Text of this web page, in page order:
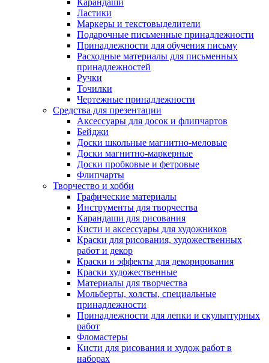
Ластики
Маркеры и текстовыделители
Подарочные письменные принадлежности
Принадлежности для обучения письму
Расходные материалы для письменных
принадлежностей
Ручки
Точилки
Чертежные принадлежности
Средства для презентации
Аксессуары для досок и флипчартов
Бейджи
Доски школьные магнитно-меловые
Доски магнитно-маркерные
Доски пробковые и фетровые
Флипчарты
Творчество и хобби
Графические материалы
Инструменты для творчества
Карандаши для рисования
Кисти и аксессуары для художников
Краски для рисования, художественных
работ и декор
Краски и эффекты для декорирования
Краски художественные
Материалы для творчества
Мольберты, холсты, специальные
принадлежности
Принадлежности для лепки и скульптурных
работ
Фломастеры
Кисти для рисования и худож работ в
наборах